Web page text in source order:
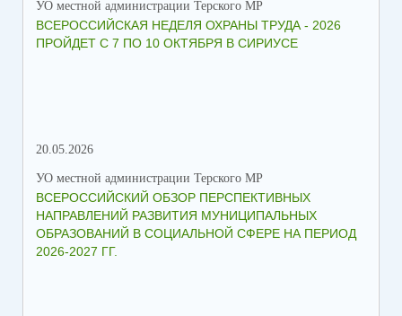
УО местной администрации Терского МР
ВСЕРОССИЙСКАЯ НЕДЕЛЯ ОХРАНЫ ТРУДА - 2026
ПРОЙДЕТ С 7 ПО 10 ОКТЯБРЯ В СИРИУСЕ
20.05.2026
УО местной администрации Терского МР
ВСЕРОССИЙСКИЙ ОБЗОР ПЕРСПЕКТИВНЫХ
НАПРАВЛЕНИЙ РАЗВИТИЯ МУНИЦИПАЛЬНЫХ
ОБРАЗОВАНИЙ В СОЦИАЛЬНОЙ СФЕРЕ НА ПЕРИОД
2026-2027 ГГ.